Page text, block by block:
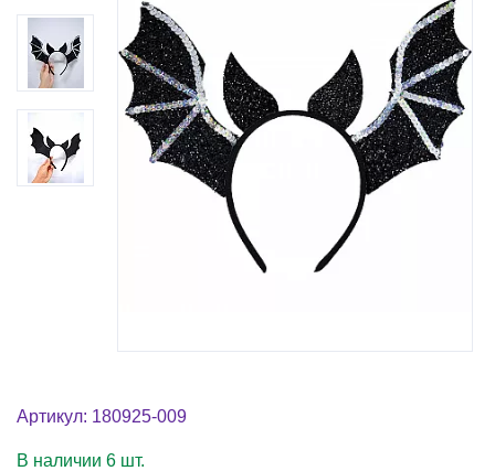
Артикул: 180925-009
В наличии 6 шт.